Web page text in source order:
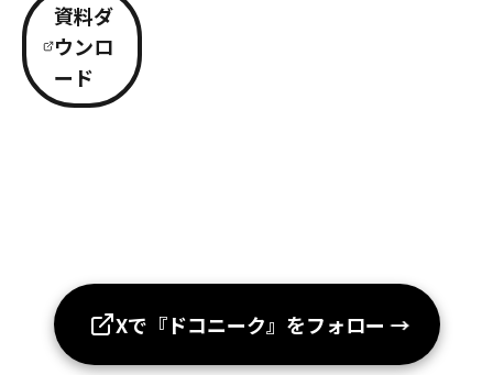
資料ダ
ウンロ
ード
Xで『ドコニーク』をフォロー →